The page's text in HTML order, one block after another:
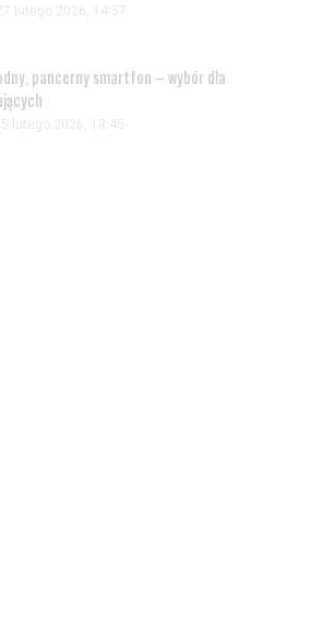
lutego 2026, 14:57
pancerny smartfon – wybór dla
lutego 2026, 13:45